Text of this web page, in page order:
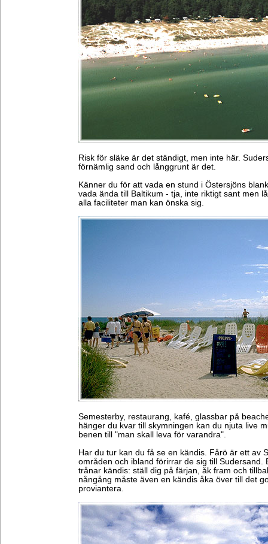
Risk för släke är det ständigt, men inte här.
förnämlig sand och långgrunt är det.
Känner du för att vada en stund i Östersjöns
vada ända till Baltikum - tja, inte riktigt sant men
alla faciliteter man kan önska sig.
Semesterby, restaurang, kafé, glassbar på
hänger du kvar till skymningen kan du njuta live
benen till "man skall leva för varandra".
Har du tur kan du få se en kändis. Fårö är ett av
områden och ibland förirrar de sig till Sudersand.
trånar kändis: ställ dig på färjan, åk fram och
nångång måste även en kändis åka över till det
proviantera.